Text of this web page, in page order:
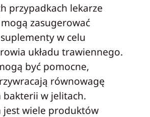
przypadkach lekarze
zasugerować
w celu
układu trawiennego.
być pomocne,
równowagę
bakterii w jelitach.
jest wiele produktów